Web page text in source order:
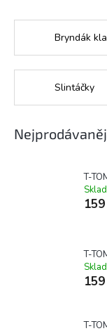
Bryndák
Slintáčky
T-
T-
T-